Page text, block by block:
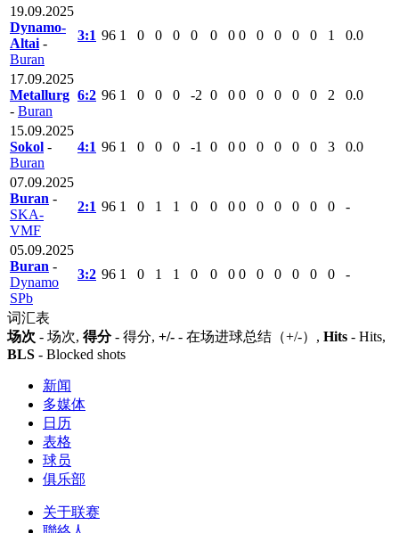
19.09.2025
Dynamo-
Altai -
Buran
3:1 96 1 0 0 0 0 0 0 0 0 0 0 0 1 0.0
17.09.2025
Metallurg
- Buran
6:2 96 1 0 0 0 -2 0 0 0 0 0 0 0 2 0.0
15.09.2025
Sokol -
Buran
4:1 96 1 0 0 0 -1 0 0 0 0 0 0 0 3 0.0
07.09.2025
Buran -
SKA-
VMF
2:1 96 1 0 1 1 0 0 0 0 0 0 0 0 0 -
05.09.2025
Buran -
Dynamo
SPb
3:2 96 1 0 1 1 0 0 0 0 0 0 0 0 0 -
词汇表
场次 - 场次, 得分- 得分, +/- - 在场进球总结（+/-）, Hits - Hits,
BLS - Blocked shots
新闻
多媒体
日历
表格
球员
俱乐部
关于联赛